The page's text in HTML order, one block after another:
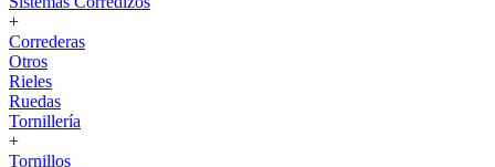
+
Correderas
Otros
Rieles
Ruedas
Tornillería
+
Tornillos